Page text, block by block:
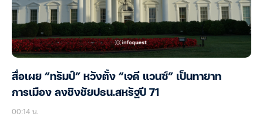
สื่อเผย “ทรัมป์” หวังตั้ง “เจดี แวนซ์” เป็นทายาท
การเมือง ลงชิงชัยปธน.สหรัฐปี 71
00:14 น.